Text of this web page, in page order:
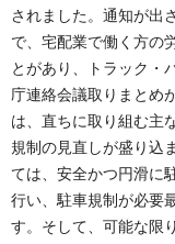
されました。通知が出
で、宅配業で働く方の
とがあり、トラック・
庁連絡会議取りまとめ
は、直ちに取り組む主
規制の見直しが盛り込
ては、安全かつ円滑に
行い、駐車規制が必要
す。そして、可能な限